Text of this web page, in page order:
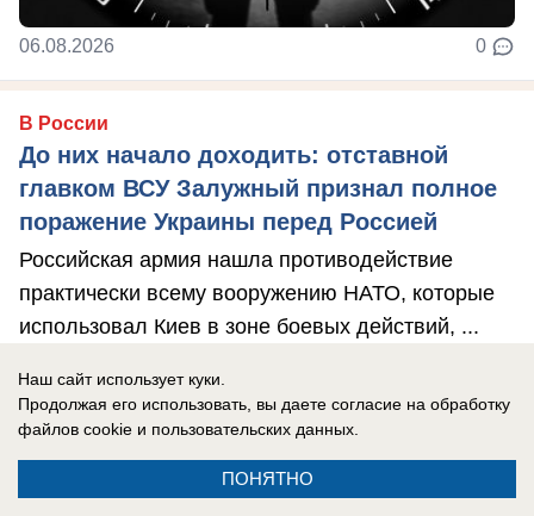
06.08.2026 0
В России
До них начало доходить: отставной
главком ВСУ Залужный признал полное
поражение Украины перед Россией
Российская армия нашла противодействие
практически всему вооружению НАТО, которые
использовал Киев в зоне боевых действий, ...
Наш сайт использует куки.
Продолжая его использовать, вы даете согласие на обработку
файлов cookie и пользовательских данных.
ПОНЯТНО